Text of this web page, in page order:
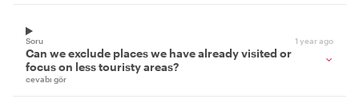
Soru 1 year ago
Can we exclude places we have already visited or
focus on less touristy areas?
cevabı gör